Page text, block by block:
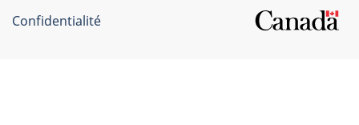
Confidentialité